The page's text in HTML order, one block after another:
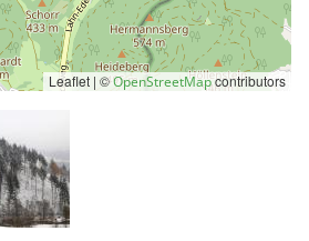
Leaflet | ©OpenStreetMapcontributors